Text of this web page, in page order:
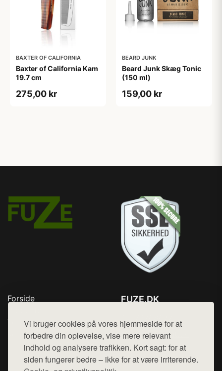
Vi bruger cookies på vores hjemmeside for at
forbedre din oplevelse, vise mere relevant
indhold og analysere trafikken. Kort sagt: for at
siden fungerer bedre – ikke for at være irriterende.
BAXTER OF CALIFORNIA
Baxter of California Kam
19.7 cm
275,00 kr
BEARD JUNK
Beard Junk Skæg Tonic
(150 ml)
159,00 kr
Forside
Top Rabatter
Kontakt
FUZE.DK
Mail: hej@want.dk
Cookie- og privatlivspolitik